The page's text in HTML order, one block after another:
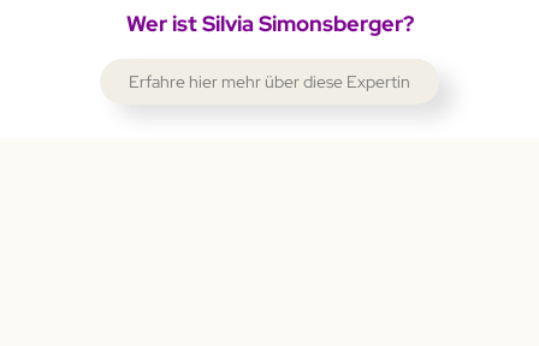
Wer ist Silvia Simonsberger?
Erfahre hier mehr über diese Expertin